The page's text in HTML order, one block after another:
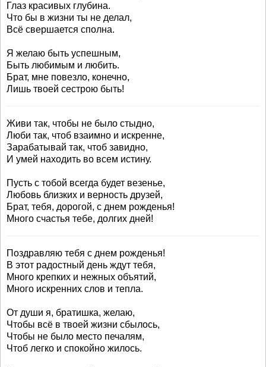
Глаз красивых глубина.
Что бы в жизни ты не делал,
Всё свершается сполна.
Я желаю быть успешным,
Быть любимым и любить.
Брат, мне повезло, конечно,
Лишь твоей сестрою быть!
Живи так, чтобы не было стыдно,
Люби так, чтоб взаимно и искренне,
Зарабатывай так, чтоб завидно,
И умей находить во всем истину.
Пусть с тобой всегда будет везенье,
Любовь близких и верность друзей,
Брат, тебя, дорогой, с днем рожденья!
Много счастья тебе, долгих дней!
Поздравляю тебя с днем рожденья!
В этот радостный день ждут тебя,
Много крепких и нежных объятий,
Много искренних слов и тепла.
От души я, братишка, желаю,
Чтобы всё в твоей жизни сбылось,
Чтобы не было место печалям,
Чтоб легко и спокойно жилось.